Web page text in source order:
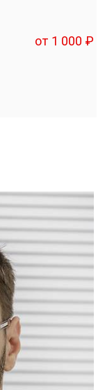
от 1 000 ₽